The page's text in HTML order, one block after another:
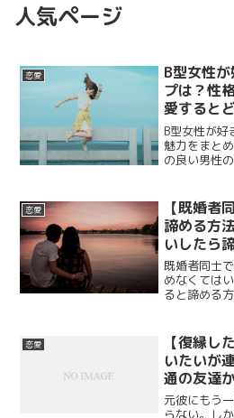
人気ページ
恋愛
B型女性
プは？性
愛すると
B型女性が好
魅力をまと
の良い男性
度について
恋愛をする
格、魅力、
り時の恋愛
恋愛
【既婚者
諦める方
いしたら
既婚者同士
めなくては
ると諦める
した場合の
同士がお互
ンもまとめ
士は好きに
ょう。
恋愛
【復縁し
いたいが
通の友達
元彼にもう